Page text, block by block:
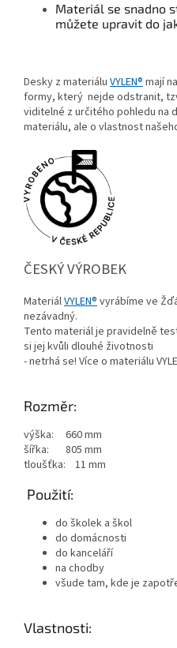
Materiál se snadno
můžete upravit do
Desky z materiálu VYLEN®mají
formy, který nejde odstranit,
viditelné z určitého pohledu na
materiálu, ale o vlastnost
ČESKÝ VÝROBEK
MateriálVYLEN®vyrábíme ve
nezávadný.
Tento materiál je pravidelně
si jej kvůli dlouhé životnosti
- netrhá se! Více o materiálu
Rozměr:
výška: 660 mm
šířka: 805 mm
tloušťka: 11 mm
Použití:
do školek a škol
do domácnosti
do kanceláří
na chodby
všude tam, kde je
Vlastnosti: